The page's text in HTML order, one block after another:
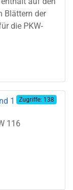
Blättern der
die PKW-
1 Zugriffe: 138
116